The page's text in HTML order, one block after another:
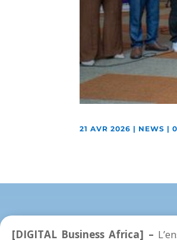
21 AVR 2026 | NEWS |
[DIGITAL Business Africa] –